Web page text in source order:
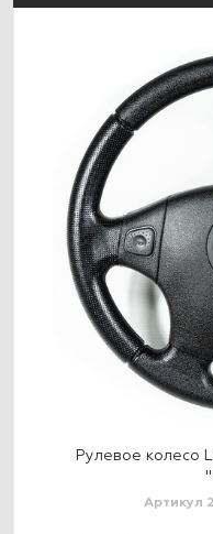
Рулевое колесо
Артикул